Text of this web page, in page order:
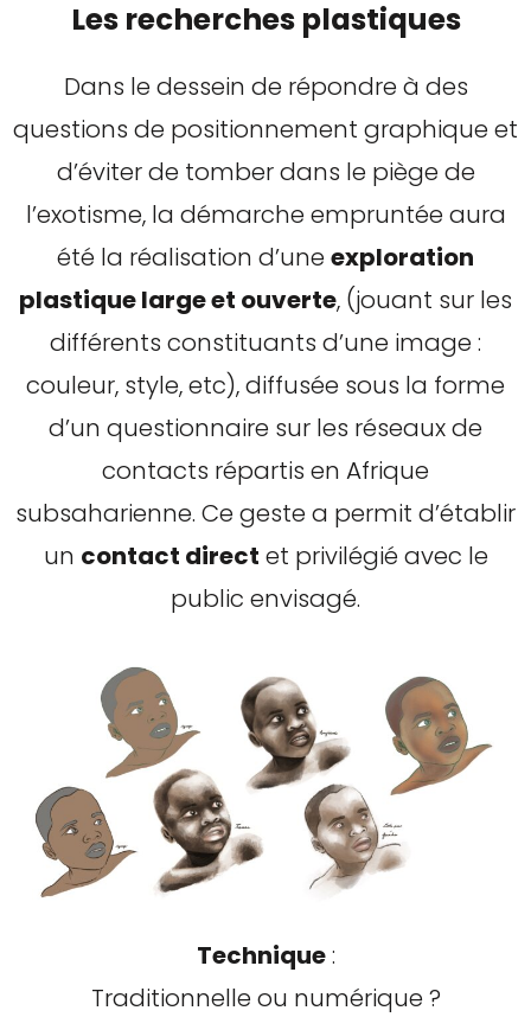
Les recherches plastiques
Dans le dessein de répondre à des
questions de positionnement graphique et
d’éviter de tomber dans le piège de
l’exotisme, la démarche empruntée aura
été la réalisation d’une exploration
plastique large et ouverte, (jouant sur les
différents constituants d’une image :
couleur, style, etc), diffusée sous la forme
d’un questionnaire sur les réseaux de
contacts répartis en Afrique
subsaharienne. Ce geste a permit d’établir
un contact direct et privilégié avec le
public envisagé.
Technique:
Traditionnelle ou numérique ?